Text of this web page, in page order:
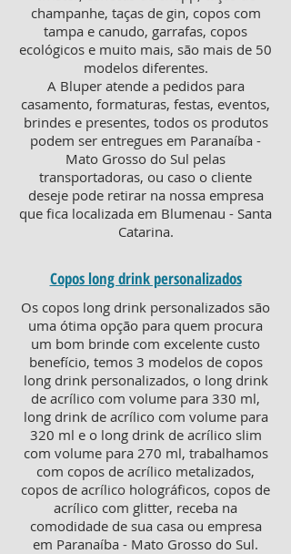
champanhe, taças de gin, copos com
tampa e canudo, garrafas, copos
ecológicos e muito mais, são mais de 50
modelos diferentes.
A Bluper atende a pedidos para
casamento, formaturas, festas, eventos,
brindes e presentes, todos os produtos
podem ser entregues em Paranaíba -
Mato Grosso do Sul pelas
transportadoras, ou caso o cliente
deseje pode retirar na nossa empresa
que fica localizada em Blumenau - Santa
Catarina.
Copos long drink personalizados
Os copos long drink personalizados são
uma ótima opção para quem procura
um bom brinde com excelente custo
benefício, temos 3 modelos de copos
long drink personalizados, o long drink
de acrílico com volume para 330 ml,
long drink de acrílico com volume para
320 ml e o long drink de acrílico slim
com volume para 270 ml, trabalhamos
com copos de acrílico metalizados,
copos de acrílico holográficos, copos de
acrílico com glitter, receba na
comodidade de sua casa ou empresa
em Paranaíba - Mato Grosso do Sul.